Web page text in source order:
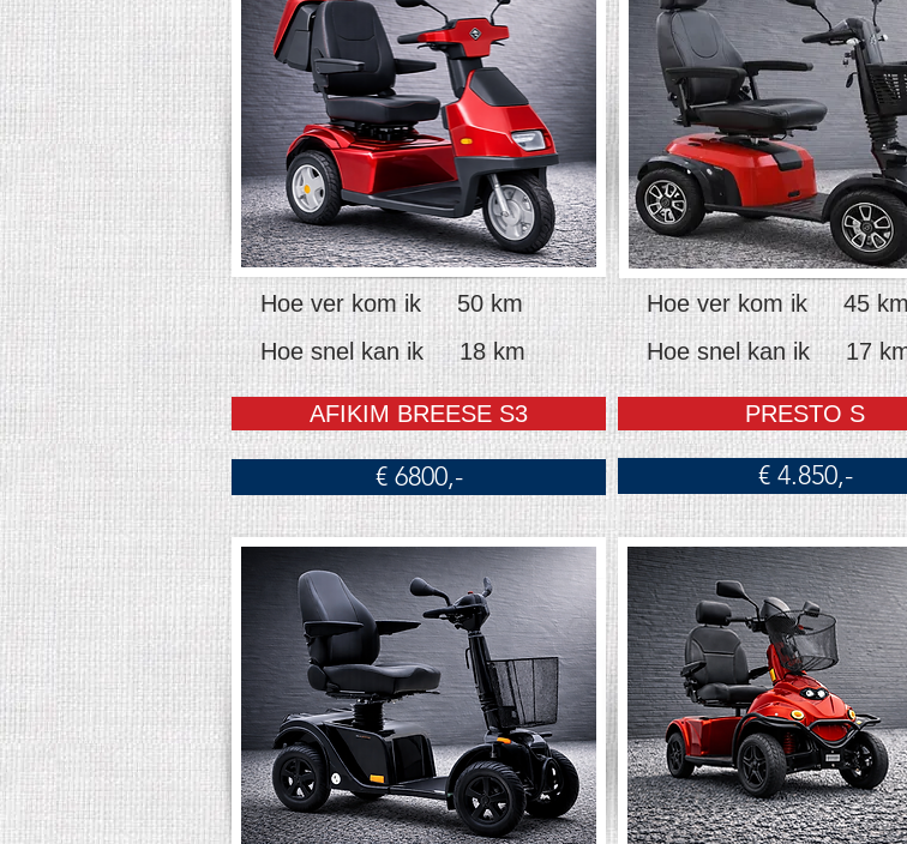
Hoe snel kan ik 18 km
Hoe ver kom ik 50 km
AFIKIM BREESE S3
€ 6800,-
Hoe snel kan ik 17
Hoe ver kom ik 45 km
PRESTO S
€ 4.850,-